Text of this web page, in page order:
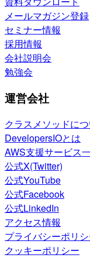
メールマガジン登録
セミナー情報
採用情報
会社説明会
勉強会
運営会社
クラスメソッドに
DevelopersIOとは
AWS支援サービス
公式X(Twitter)
公式YouTube
公式Facebook
公式LinkedIn
アクセス情報
プライバシーポリ
クッキーポリシー